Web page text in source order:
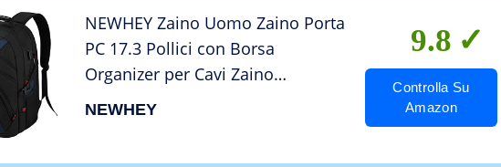
NEWHEY Zaino Uomo Zaino Porta
PC 17.3 Pollici con Borsa
Organizer per Cavi Zaino
Notebook 17 pollici Zaini PC
NEWHEY
9.8
Controlla Su
Amazon